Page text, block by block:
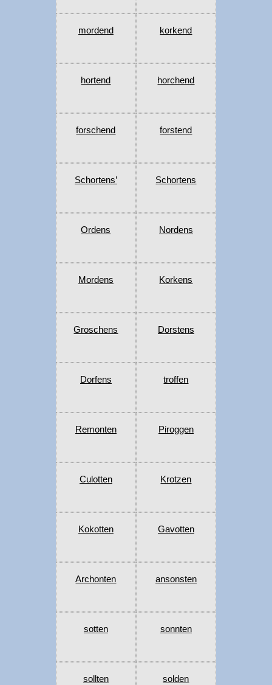
mordend korkend
hortend horchend
forschend forstend
Schortens’ Schortens
Ordens Nordens
Mordens Korkens
Groschens Dorstens
Dorfens troffen
Remonten Piroggen
Culotten Krotzen
Kokotten Gavotten
Archonten ansonsten
sotten sonnten
sollten solden